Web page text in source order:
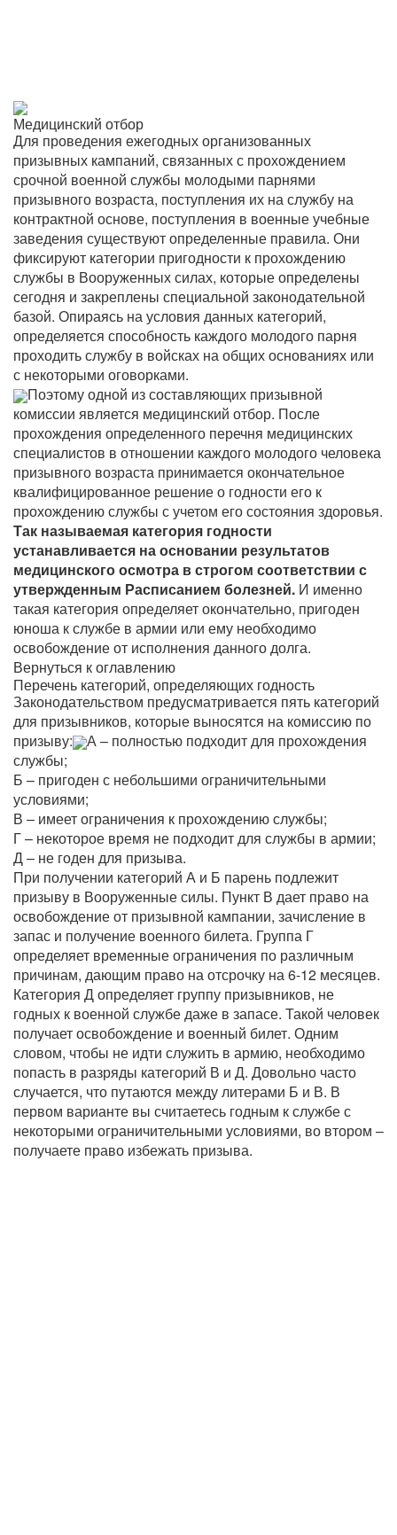
Медицинский отбор
Для проведения ежегодных организованных
призывных кампаний, связанных с прохождением
срочной военной службы молодыми парнями
призывного возраста, поступления их на службу на
контрактной основе, поступления в военные учебные
заведения существуют определенные правила. Они
фиксируют категории пригодности к прохождению
службы в Вооруженных силах, которые определены
сегодня и закреплены специальной законодательной
базой. Опираясь на условия данных категорий,
определяется способность каждого молодого парня
проходить службу в войсках на общих основаниях или
с некоторыми оговорками.
Поэтому одной из составляющих призывной
комиссии является медицинский отбор. После
прохождения определенного перечня медицинских
специалистов в отношении каждого молодого человека
призывного возраста принимается окончательное
квалифицированное решение о годности его к
прохождению службы с учетом его состояния здоровья.
Так называемая категория годности
устанавливается на основании результатов
медицинского осмотра в строгом соответствии с
утвержденным Расписанием болезней. И именно
такая категория определяет окончательно, пригоден
юноша к службе в армии или ему необходимо
освобождение от исполнения данного долга.
Вернуться к оглавлению
Перечень категорий, определяющих годность
Законодательством предусматривается пять категорий
для призывников, которые выносятся на комиссию по
призыву:
А – полностью подходит для прохождения
службы;
Б – пригоден с небольшими ограничительными
условиями;
В – имеет ограничения к прохождению службы;
Г – некоторое время не подходит для службы в армии;
Д – не годен для призыва.
При получении категорий А и Б парень подлежит
призыву в Вооруженные силы. Пункт В дает право на
освобождение от призывной кампании, зачисление в
запас и получение военного билета. Группа Г
определяет временные ограничения по различным
причинам, дающим право на отсрочку на 6-12 месяцев.
Категория Д определяет группу призывников, не
годных к военной службе даже в запасе. Такой человек
получает освобождение и военный билет. Одним
словом, чтобы не идти служить в армию, необходимо
попасть в разряды категорий В и Д. Довольно часто
случается, что путаются между литерами Б и В. В
первом варианте вы считаетесь годным к службе с
некоторыми ограничительными условиями, во втором –
получаете право избежать призыва.